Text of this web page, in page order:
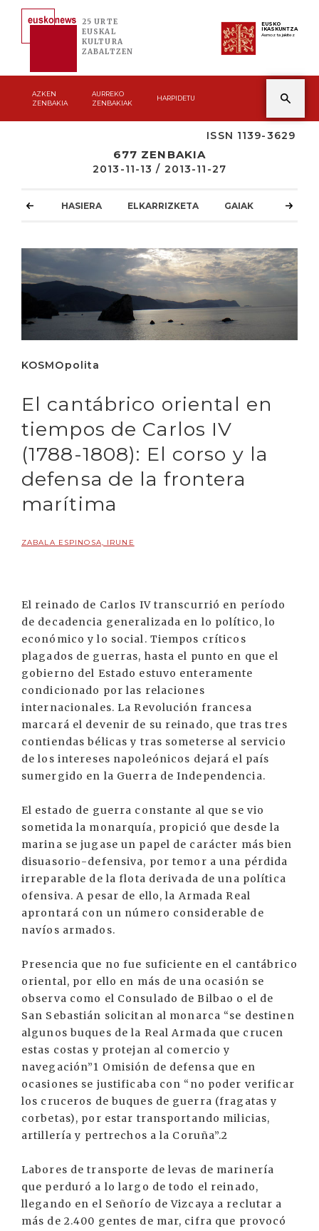
25 URTE
EUSKAL
KULTURA
ZABALTZEN
EUSKO
IKASKUNTZA
Asmoz ta jakitez
AZKEN
ZENBAKIA
AURREKO
ZENBAKIAK
HARPIDETU
ISSN 1139-3629
677 ZENBAKIA
2013-11-13 / 2013-11-27
HASIERA ELKARRIZKETA GAIAK
KOSMOpolita
El cantábrico oriental en
tiempos de Carlos IV
(1788-1808): El corso y la
defensa de la frontera
marítima
ZABALA ESPINOSA, IRUNE
El reinado de Carlos IV transcurrió en período
de decadencia generalizada en lo político, lo
económico y lo social. Tiempos críticos
plagados de guerras, hasta el punto en que el
gobierno del Estado estuvo enteramente
condicionado por las relaciones
internacionales. La Revolución francesa
marcará el devenir de su reinado, que tras tres
contiendas bélicas y tras someterse al servicio
de los intereses napoleónicos dejará el país
sumergido en la Guerra de Independencia.
El estado de guerra constante al que se vio
sometida la monarquía, propició que desde la
marina se jugase un papel de carácter más bien
disuasorio-defensiva, por temor a una pérdida
irreparable de la flota derivada de una política
ofensiva. A pesar de ello, la Armada Real
aprontará con un número considerable de
navíos armados.
Presencia que no fue suficiente en el cantábrico
oriental, por ello en más de una ocasión se
observa como el Consulado de Bilbao o el de
San Sebastián solicitan al monarca “se destinen
algunos buques de la Real Armada que crucen
estas costas y protejan al comercio y
navegación”1 Omisión de defensa que en
ocasiones se justificaba con “no poder verificar
los cruceros de buques de guerra (fragatas y
corbetas), por estar transportando milicias,
artillería y pertrechos a la Coruña”.2
Labores de transporte de levas de marinería
que perduró a lo largo de todo el reinado,
llegando en el Señorío de Vizcaya a reclutar a
más de 2.400 gentes de mar, cifra que provocó